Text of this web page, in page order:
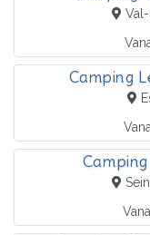
Camping